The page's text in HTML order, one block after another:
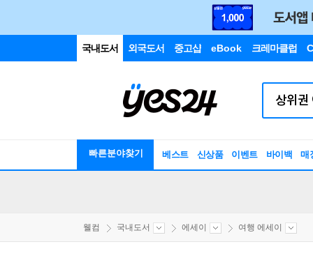
국내도서 외국도서 중고샵 eBook 크레마클럽
빠른분야찾기 베스트 신상품 이벤트 바이백 매
웰컴 국내도서 에세이 여행 에세이